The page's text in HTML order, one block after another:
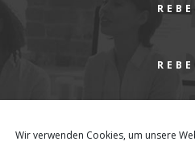
Wir verwenden Cookies, um unsere